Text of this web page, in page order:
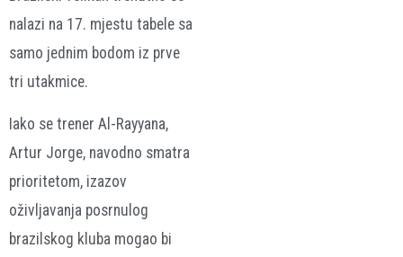
nalazi na 17. mjestu tabele sa
samo jednim bodom iz prve
tri utakmice.
Iako se trener Al-Rayyana,
Artur Jorge, navodno smatra
prioritetom, izazov
oživljavanja posrnulog
brazilskog kluba mogao bi